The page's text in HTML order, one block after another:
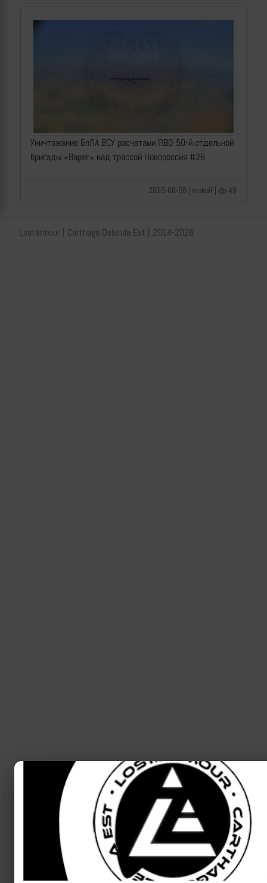
Уничтожение БпЛА ВСУ расчетами ПВО 50-й отдельной
бригады «Варяг» над трассой Новороссия #28
2026-08-06 | makpif | 48
Lostarmour | Carthago Delenda Est | 2014-2026